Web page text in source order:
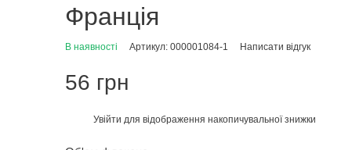
Франція
В наявності Артикул: 000001084-1 Написати відгук
56 грн
Увійти для відображення накопичувальної знижки